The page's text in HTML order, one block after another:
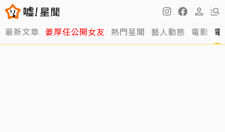
最新文章 姜厚任公開女友 熱門星聞 藝人動態 電影